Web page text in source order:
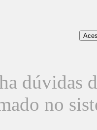
dúvidas
no